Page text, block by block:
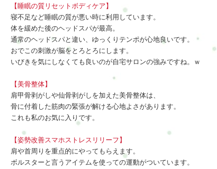
【睡眠の質リセットボディケア】
寝不足など睡眠の質が悪い時に利用しています。
体を緩めた後のヘッドスパが最高。
通常のヘッドスパと違い、ゆっくりテンポが心地良いです。
おでこの刺激が脳をとろとろにします。
いびきを気にしなくても良いのが自宅サロンの強みですね。ｗ
【美骨整体】
肩甲骨剥がしや仙骨剥がしを加えた美骨整体は、
骨に付着した筋肉の緊張が解ける心地よさがあります。
これも私のお気に入りです。
【姿勢改善スマホストレスリリーフ】
肩や首周りを重点的にやってもらえます。
ボルスターと言うアイテムを使っての運動がついています。